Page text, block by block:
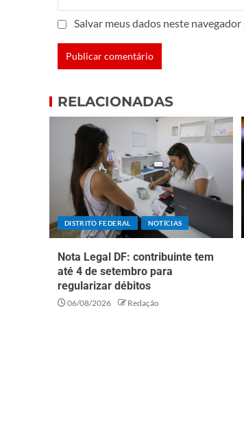
Salvar meus dados neste
RELACIONADAS
DISTRITO FEDERAL NOTÍCIAS
Nota Legal DF: contribuinte tem
até 4 de setembro para
regularizar débitos
06/08/2026 Redação